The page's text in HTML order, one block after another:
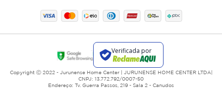
Copyright Ⓒ 2022 - Jurunense Home Center | JURUNENSE HOME CENTER LTDA|
CNPJ: 13.772.792/0007-50
Endereço: Tv. Guerra Passos, 219 - Sala 2 - Canudos